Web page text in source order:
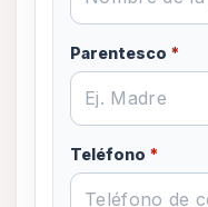
Parentesco *
Teléfono *